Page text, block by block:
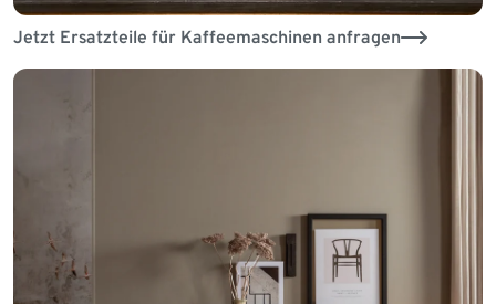
Jetzt Ersatzteile für Kaffeemaschinen anfragen